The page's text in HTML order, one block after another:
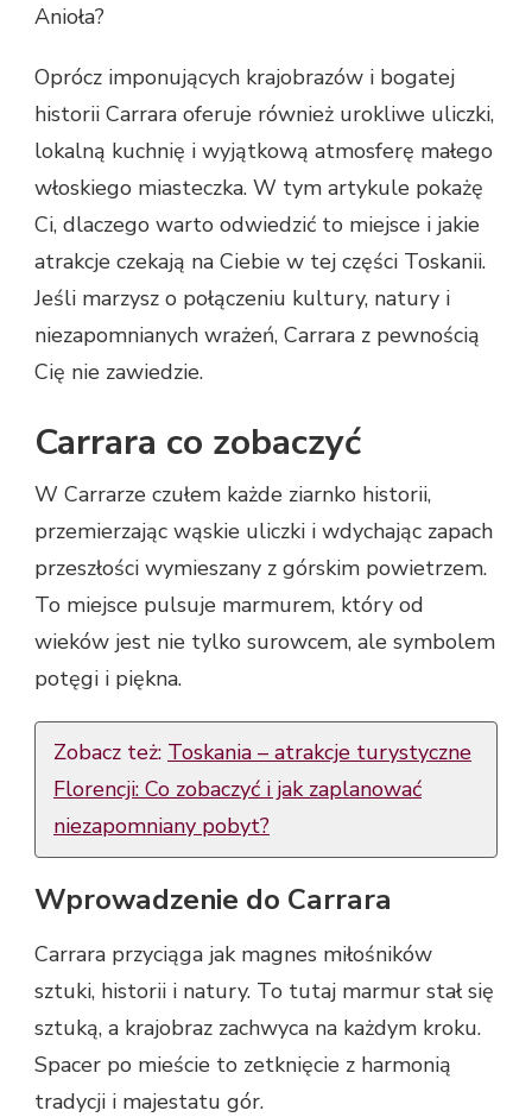
Anioła?
Oprócz imponujących krajobrazów i bogatej
historii Carrara oferuje również urokliwe uliczki,
lokalną kuchnię i wyjątkową atmosferę małego
włoskiego miasteczka. W tym artykule pokażę
Ci, dlaczego warto odwiedzić to miejsce i jakie
atrakcje czekają na Ciebie w tej części Toskanii.
Jeśli marzysz o połączeniu kultury, natury i
niezapomnianych wrażeń, Carrara z pewnością
Cię nie zawiedzie.
Carrara co zobaczyć
W Carrarze czułem każde ziarnko historii,
przemierzając wąskie uliczki i wdychając zapach
przeszłości wymieszany z górskim powietrzem.
To miejsce pulsuje marmurem, który od
wieków jest nie tylko surowcem, ale symbolem
potęgi i piękna.
Zobacz też: Toskania – atrakcje turystyczne
Florencji: Co zobaczyć i jak zaplanować
niezapomniany pobyt?
Wprowadzenie do Carrara
Carrara przyciąga jak magnes miłośników
sztuki, historii i natury. To tutaj marmur stał się
sztuką, a krajobraz zachwyca na każdym kroku.
Spacer po mieście to zetknięcie z harmonią
tradycji i majestatu gór.